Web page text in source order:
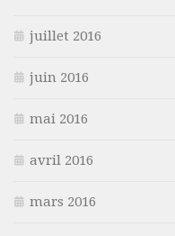
juillet 2016
juin 2016
mai 2016
avril 2016
mars 2016